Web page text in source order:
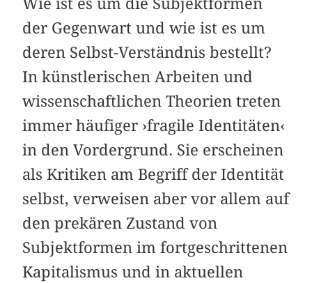
der Gegenwart und wie ist es um
deren Selbst-Verständnis bestellt?
In künstlerischen Arbeiten und
wissenschaftlichen Theorien treten
immer häufiger ›fragile Identitäten‹
in den Vordergrund. Sie erscheinen
als Kritiken am Begriff der Identität
selbst, verweisen aber vor allem auf
den prekären Zustand von
Subjektformen im fortgeschrittenen
Kapitalismus und in aktuellen